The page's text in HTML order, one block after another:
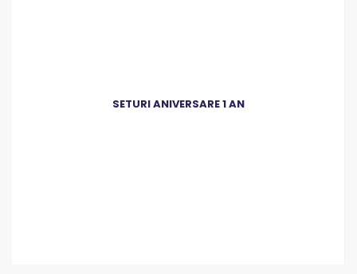
SETURI ANIVERSARE 1 AN